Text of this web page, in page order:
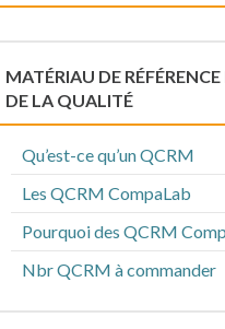
MATÉRIAU DE
DE LA QUALITÉ
Qu’est-ce qu’un QCRM
Les QCRM CompaLab
Pourquoi des QCRM
Nbr QCRM à commander